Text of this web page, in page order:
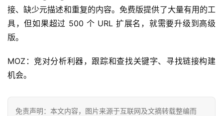
接、缺少元描述和重复的内容。免费版提供了大量有用的工
具，但如果超过 500 个 URL 扩展名，就需要升级到高级
版。
MOZ：竞对分析利器，跟踪和查找关键字、寻找链接构建
机会。
免责声明：本文内容，图片来源于互联网及文摘转载整编而